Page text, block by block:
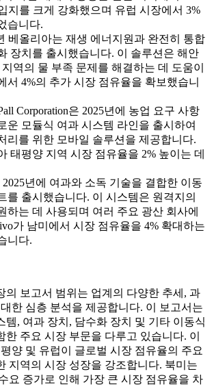
지를 크게 강화했으며 유럽 시장에서 3%
습니다.
베올리아는 재생 에너지원과 완전히 통합
장치를 출시했습니다. 이 솔루션은 해안
역의 물 부족 문제를 해결하는 데 도움이
서 4%의 추가 시장 점유율을 확보했습니
Corporation은 2025년에 농업 요구 사항
운 모듈식 여과 시스템 라인을 출시하여
리를 위한 모바일 솔루션을 제공합니다.
태평양 지역 시장 점유율을 2% 높이는 데
2025년에 여과와 소독 기술을 결합한 이동
를 출시했습니다. 이 시스템은 원격지의
하는 데 사용되며 여러 주요 광산 회사에
가 남미에서 시장 점유율을 4% 확대하는
니다.
의 보고서 범위는 업계의 다양한 추세, 과
한 심층 분석을 제공합니다. 이 보고서는
템, 여과 장치, 담수화 장치 및 기타 이동식
한 주요 시장 부문을 다루고 있습니다. 이
양 및 유럽이 글로벌 시장 점유율의 주요
지역의 시장 성장을 강조합니다. 북미는
요 증가로 인해 가장 큰 시장 점유율을 차